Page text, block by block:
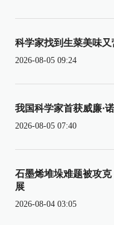
科学家找到生菜美味
2026-08-05 09:24
我国科学家首获威廉·
2026-08-05 07:40
石墨烯堆垛难题被攻
展
2026-08-04 03:05